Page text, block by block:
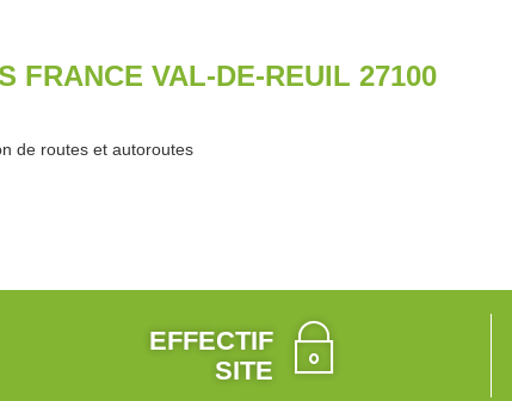
FRANCE VAL-DE-REUIL 27100
de routes et autoroutes
EFFECTIF
SITE